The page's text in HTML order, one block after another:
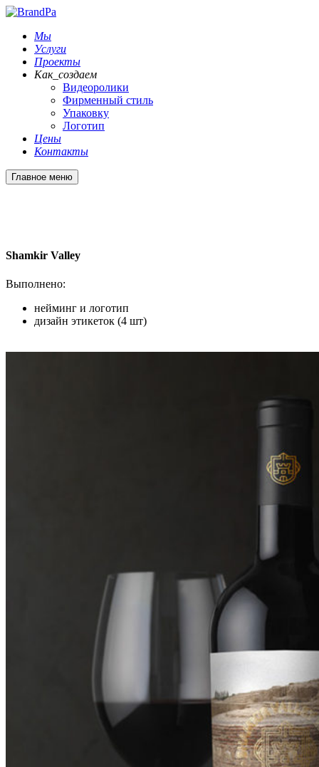
Мы
Услуги
Проекты
Как_создаем
Видеоролики
Фирменный стиль
Упаковку
Логотип
Цены
Контакты
Главное меню
Shamkir Valley
Выполнено:
нейминг и логотип
дизайн этикеток (4 шт)